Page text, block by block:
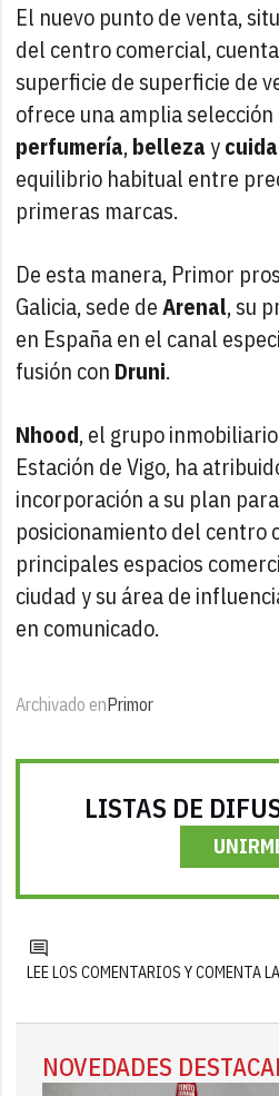
El nuevo punto de venta,
del centro comercial,
superficie de superficie de
ofrece una amplia
perfumería,bellezay
equilibrio habitual entre
primeras marcas.
De esta manera, Primor
Galicia, sede deArenal, su
en España en el canal
fusión con Druni.
Nhood, el grupo
Estación de Vigo, ha
incorporación a su plan
posicionamiento del centro
principales espacios
ciudad y su área de
en comunicado.
Archivado enPrimor
LISTAS DE
LEE LOS COMENTARIOS Y COMENTA
NOVEDADES